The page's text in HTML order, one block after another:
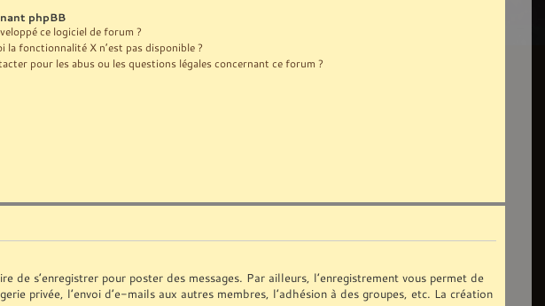
phpBB
ce logiciel de forum ?
la fonctionnalité X n’est pas disponible ?
pour les abus ou les questions légales concernant ce forum ?
de s’enregistrer pour poster des messages. Par ailleurs, l’enregistrement vous permet de
privée, l’envoi d’e-mails aux autres membres, l’adhésion à des groupes, etc. La création